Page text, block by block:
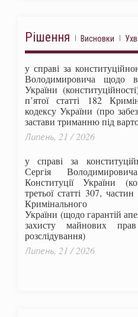
Рішення Висновки
у справі за
Володимировича щодо
України
п’ятої статті 182
кодексу України (про
застави триманню під
Липень, 21 / 2026
у справі за
Сергія
Конституції України
третьої статті 307,
Кримінального
України (щодо гарантій
захисту майнових
розслідування)
Липень, 21 / 2026